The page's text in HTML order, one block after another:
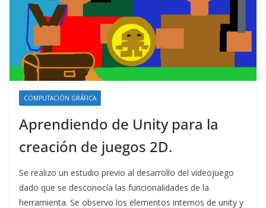
COMPUTACIÓN GRÁFICA
Aprendiendo de Unity para la
creación de juegos 2D.
Se realizo un estudio previo al desarrollo del videojuego
dado que se desconocía las funcionalidades de la
herramienta. Se observo los elementos internos de unity y